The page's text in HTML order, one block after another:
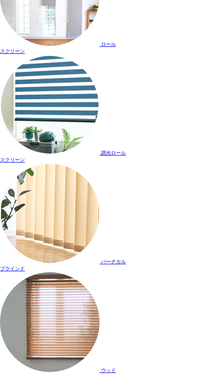
ロール
スクリーン
調光ロール
スクリーン
バーチカル
ブラインド
ウッド